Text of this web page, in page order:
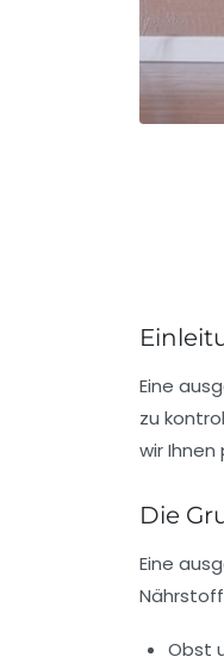
Eine
zu
wir
Die
Eine
Obst